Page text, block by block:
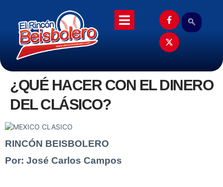
¿QUÉ HACER CON EL DINERO
DEL CLÁSICO?
RINCÓN BEISBOLERO
Por: José Carlos Campos